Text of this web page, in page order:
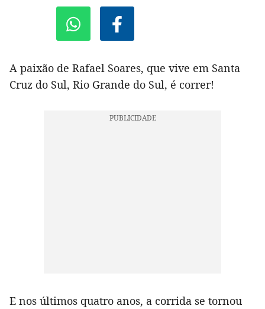
A paixão de Rafael Soares, que vive em Santa
Cruz do Sul, Rio Grande do Sul, é correr!
E nos últimos quatro anos, a corrida se tornou